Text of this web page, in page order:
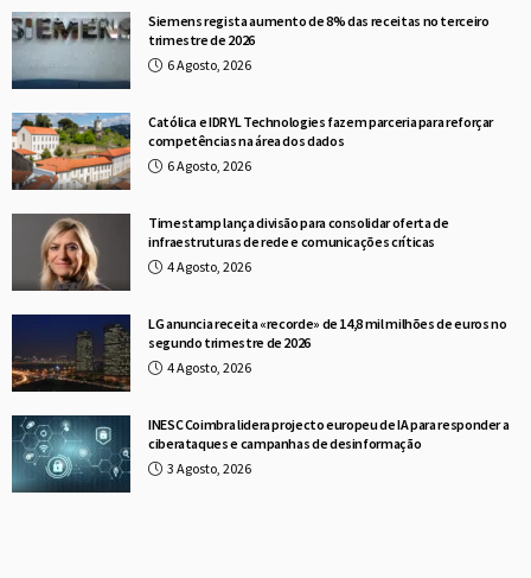
Siemens regista aumento de 8% das receitas no terceiro
trimestre de 2026
6 Agosto, 2026
Católica e IDRYL Technologies fazem parceria para reforçar
competências na área dos dados
6 Agosto, 2026
Timestamp lança divisão para consolidar oferta de
infraestruturas de rede e comunicações críticas
4 Agosto, 2026
LG anuncia receita «recorde» de 14,8 mil milhões de euros no
segundo trimestre de 2026
4 Agosto, 2026
INESC Coimbra lidera projecto europeu de IA para responder a
ciberataques e campanhas de desinformação
3 Agosto, 2026